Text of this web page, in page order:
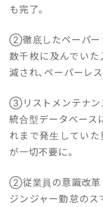
も完了。
②徹底したペーパー
数千枚に及んでい
減され、ペーパーレ
③リストメンテナン
統合型データベース
れまで発生してい
が一切不要に。
②従業員の意識改革
ジンジャー勤怠のス